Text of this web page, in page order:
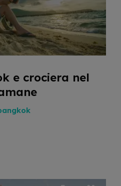
e crociera nel